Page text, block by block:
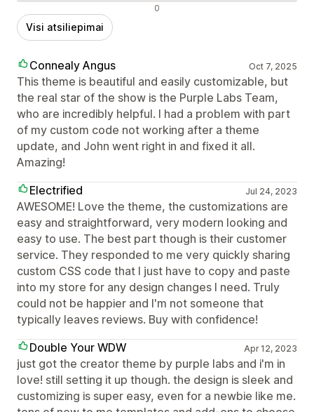
0
Visi atsiliepimai
Connealy Angus Oct 7, 2025
This theme is beautiful and easily customizable, but
the real star of the show is the Purple Labs Team,
who are incredibly helpful. I had a problem with part
of my custom code not working after a theme
update, and John went right in and fixed it all.
Amazing!
Electrified
Jul 24, 2023
AWESOME! Love the theme, the customizations are
easy and straightforward, very modern looking and
easy to use. The best part though is their customer
service. They responded to me very quickly sharing
custom CSS code that I just have to copy and paste
into my store for any design changes I need. Truly
could not be happier and I'm not someone that
typically leaves reviews. Buy with confidence!
Double Your WDW
Apr 12, 2023
just got the creator theme by purple labs and i'm in
love! still setting it up though. the design is sleek and
customizing is super easy, even for a newbie like me.